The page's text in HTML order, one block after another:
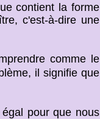
contient la forme
c'est-à-dire une
comme le
il signifie que
pour que nous